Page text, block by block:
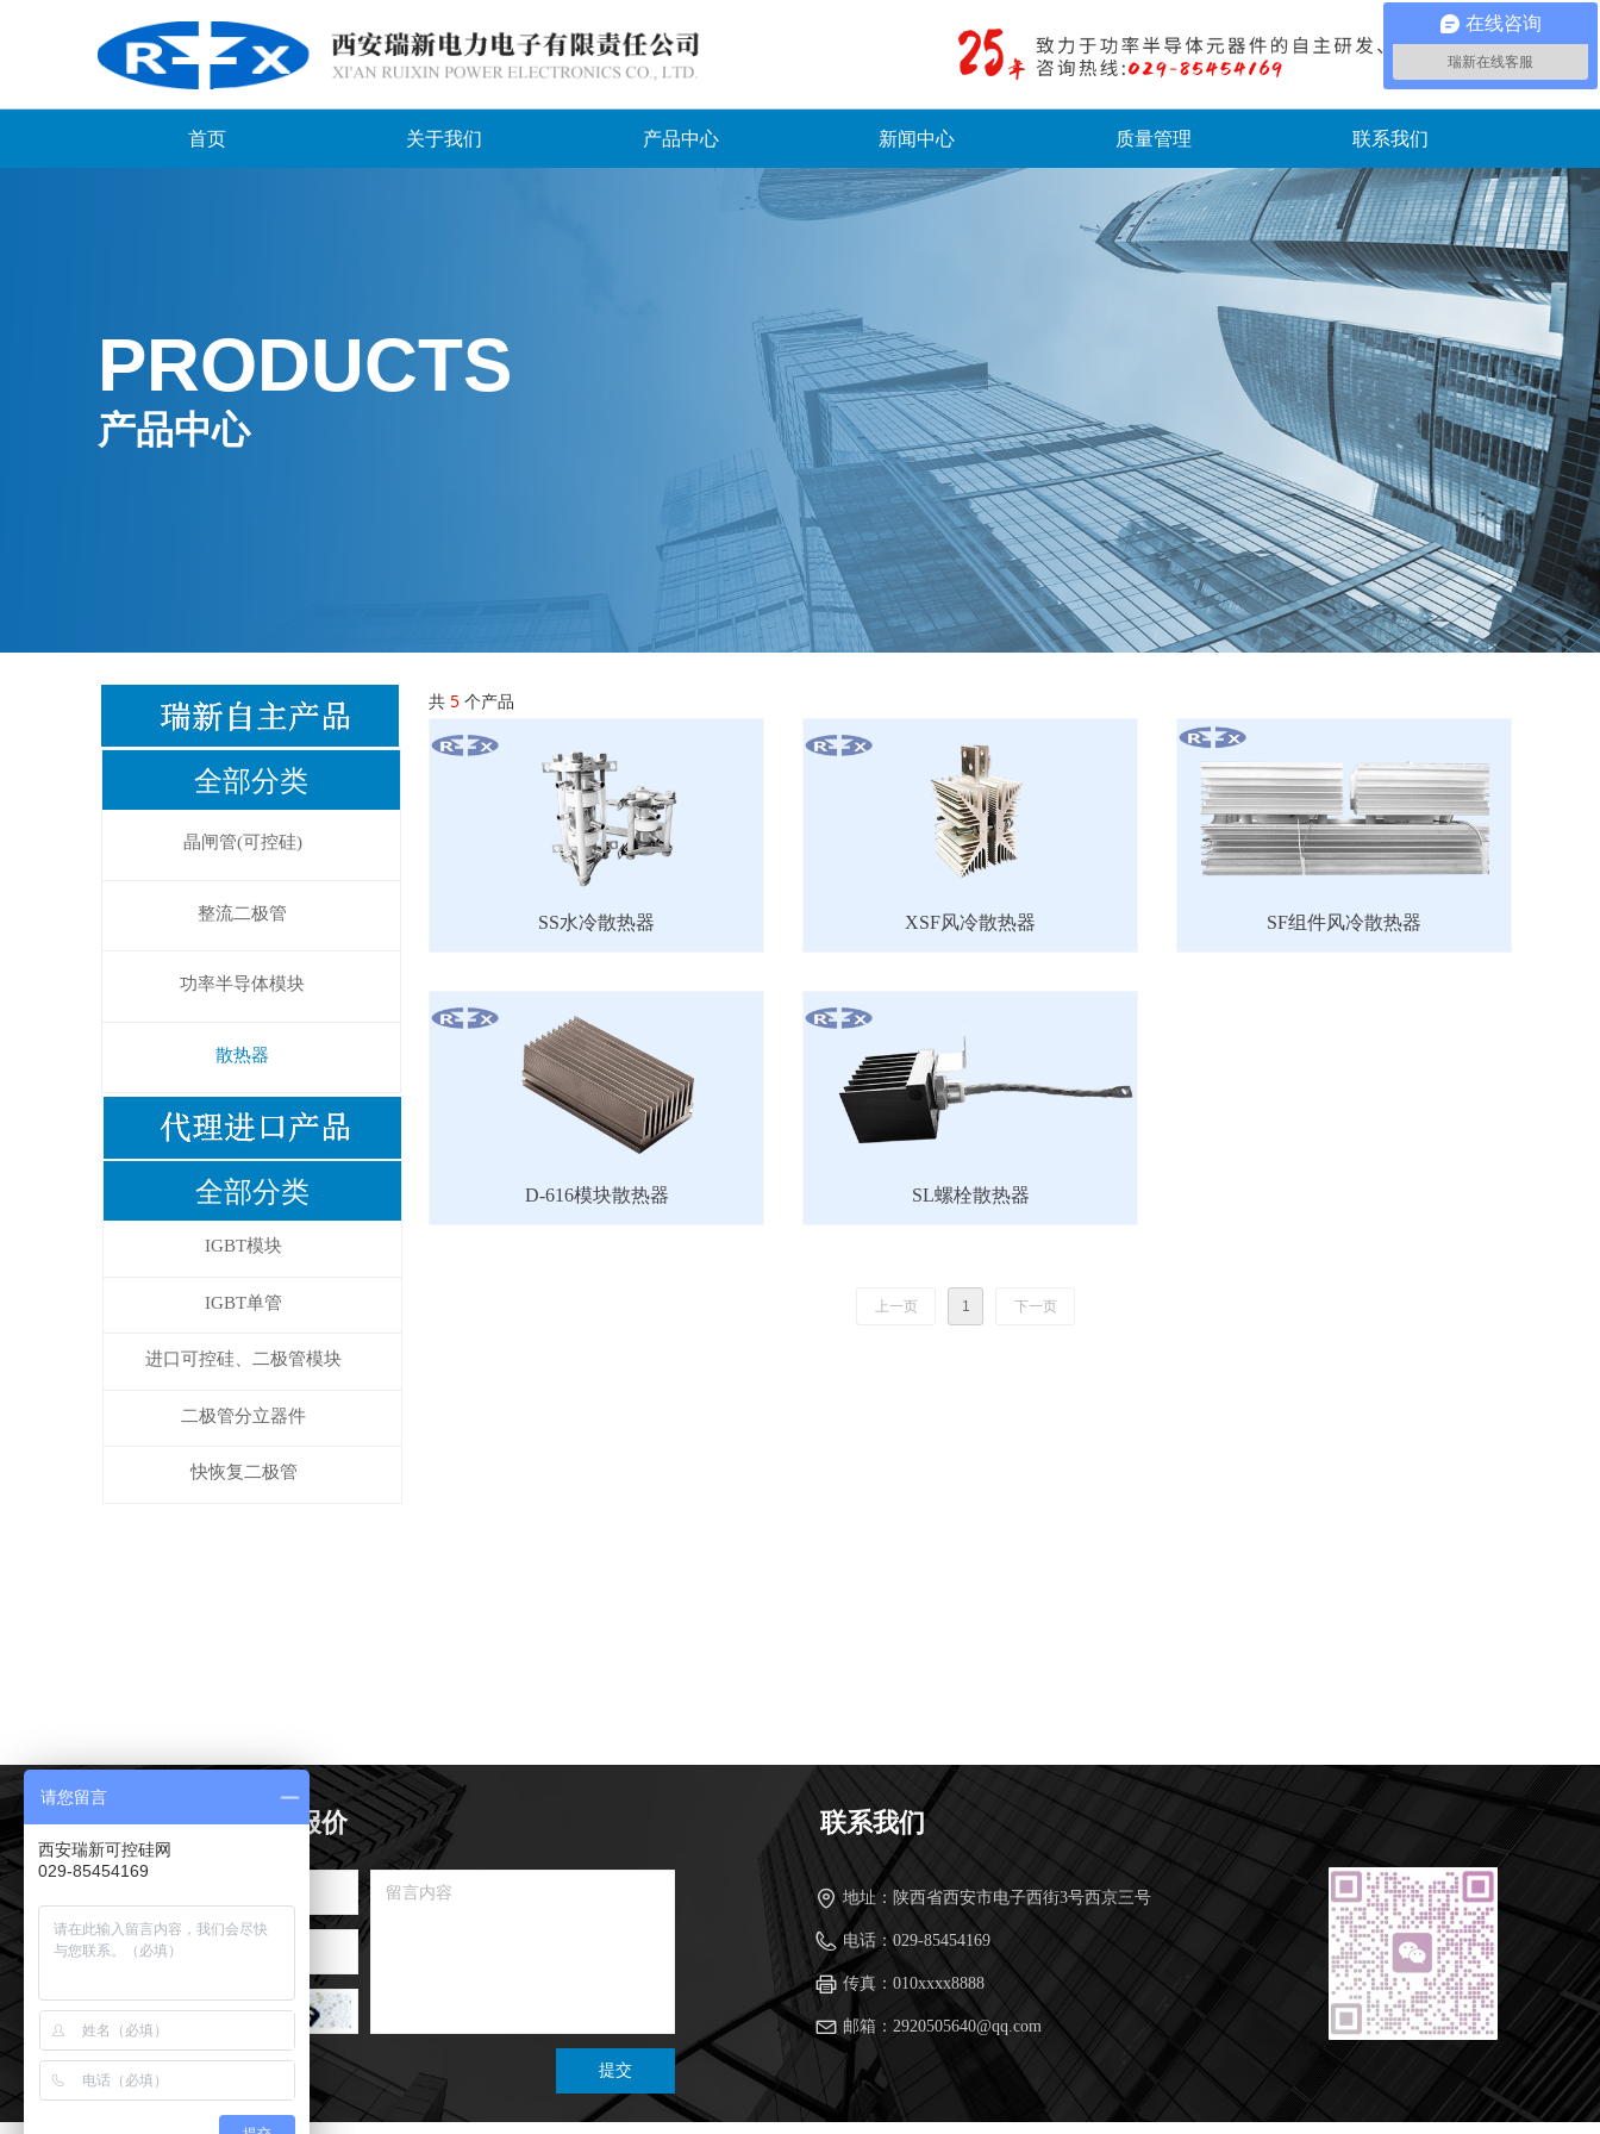
首页 关于我们 产品中心 新闻中心 质量管理 联系我们
共 5 个产品
SS水冷散热器 XSF风冷散热器 SF组件风冷散热器
D-616模块散热器 SL螺栓散热器
上一页 1 下一页
PRODUCTS
产品中心
全部分类
晶闸管(可控硅)
整流二极管
功率半导体模块
散热器
全部分类
IGBT模块
IGBT单管
进口可控硅、二极管模块
二极管分立器件
快恢复二极管
地址： 陕西省西安市电子西街3号西京三号
电话：029-85454169
传真： 010xxxx8888
邮箱： 2920505640@qq.com
联系我们
资讯产品信息及报价
提交
在线咨询
瑞新在线客服
请您留言
西安瑞新可控硅网
029-85454169